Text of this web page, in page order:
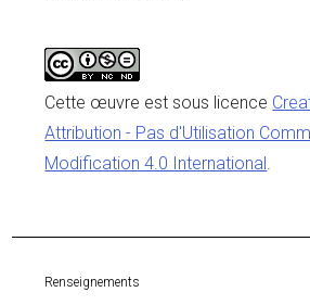
Cette œuvre est sous licence
Attribution - Pas d'Utilisation
Modification 4.0 International
Renseignements